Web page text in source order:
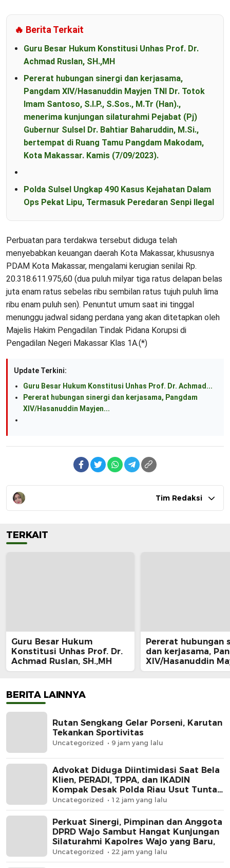
🔥 Berita Terkait
Guru Besar Hukum Konstitusi Unhas Prof. Dr.
Achmad Ruslan, SH.,MH
Pererat hubungan sinergi dan kerjasama,
Pangdam XIV/Hasanuddin Mayjen TNI Dr. Totok
Imam Santoso, S.I.P., S.Sos., M.Tr (Han).,
menerima kunjungan silaturahmi Pejabat (Pj)
Gubernur Sulsel Dr. Bahtiar Baharuddin, M.Si.,
bertempat di Ruang Tamu Pangdam Makodam,
Kota Makassar. Kamis (7/09/2023).
Polda Sulsel Ungkap 490 Kasus Kejahatan Dalam
Ops Pekat Lipu, Termasuk Peredaran Senpi Ilegal
Perbuatan para terdakwa tersebut diduga telah
menyebabkan keuangan daerah Kota Makassar, khususnya
PDAM Kota Makassar, mengalami kerugian senilai Rp.
20.318.611.975,60 (dua puluh milyar tiga ratus delapan belas
juta enam ratus sebelas ribu sembilan ratus tujuh puluh lima
ribu enam puluh sen). Penuntut umum saat ini tinggal
menunggu jadwal sidang perdana yang akan ditetapkan oleh
Majelis Hakim Pengadilan Tindak Pidana Korupsi di
Pengadilan Negeri Makassar Klas 1A.(*)
Update Terkini:
Guru Besar Hukum Konstitusi Unhas Prof. Dr. Achmad...
Pererat hubungan sinergi dan kerjasama, Pangdam
XIV/Hasanuddin Mayjen...
Tim Redaksi
TERKAIT
Guru Besar Hukum
Konstitusi Unhas Prof. Dr.
Achmad Ruslan, SH.,MH
Pererat hubungan
dan kerjasama,
XIV/Hasanuddin
Dr. Totok Imam
Baharuddin, M.Si.,
bertempat di
Pangdam
Makassar. Kamis
(7/09/2023).
BERITA LAINNYA
Rutan Sengkang Gelar Porseni, Karutan
Tekankan Sportivitas
Uncategorized 9 jam yang lalu
Advokat Diduga Diintimidasi Saat Bela
Klien, PERADI, TPPA, dan IKADIN
Kompak Desak Polda Riau Usut Tuntas
Dugaan Premanisme
Uncategorized 12 jam yang lalu
Perkuat Sinergi, Pimpinan dan Anggota
DPRD Wajo Sambut Hangat Kunjungan
Silaturahmi Kapolres Wajo yang Baru,
Uncategorized 22 jam yang lalu